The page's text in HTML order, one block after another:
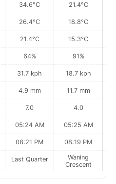
34.6°C
26.4°C
21.4°C
64%
31.7 kph
4.9 mm
7.0
05:24 AM
08:21 PM
Last Quarter
21.4°C
18.8°C
15.3°C
91%
18.7 kph
11.7 mm
4.0
05:25 AM
08:19 PM
Waning
Crescent